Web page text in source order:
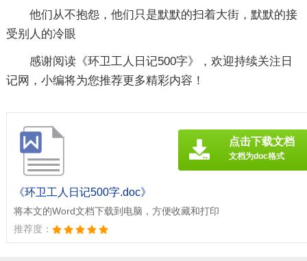
他们从不抱怨，他们只是默默的扫着大街，默默的接
受别人的冷眼
感谢阅读《环卫工人日记500字》，欢迎持续关注日
记网，小编将为您推荐更多精彩内容！
《环卫工人日记500字.doc》
将本文的Word文档下载到电脑，方便收藏和打印
推荐度：
点击下载文档
文档为doc格式